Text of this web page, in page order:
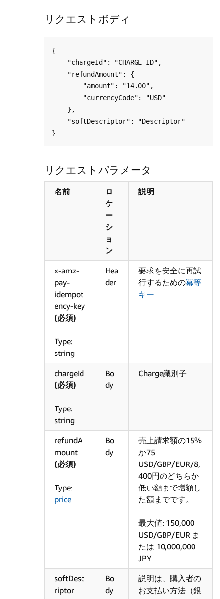
リクエストボディ
{
リクエストパラメータ
名前
ロ
ケ
ー
シ
ョ
ン
説明
x-amz-
pay-
idempot
ency-key
(必須)
Type:
string
Hea
der
要求を安全に再試
行するための冪等
キー
chargeId
(必須)
Type:
string
Bo
dy
Charge識別子
refundA
mount
(必須)
Type:
price
Bo
dy
売上請求額の15%
か75
USD/GBP/EUR/8,
400円のどちらか
低い額まで増額し
た額までです。
最大値: 150,000
USD/GBP/EUR ま
たは 10,000,000
JPY
softDesc
riptor
Bo
dy
説明は、購入者の
お支払い方法（銀